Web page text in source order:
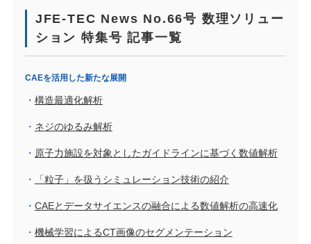
JFE-TEC News No.66号 数理ソリュー
ション 特集号 記事一覧
CAEを活用した新たな展開
構造最適化解析
ネジのゆるみ解析
原子力施設を対象としたガイドラインに基づく数値解析
「粒子」を扱うシミュレーション技術の紹介
CAEとデータサイエンスの融合による数値解析の高速化
機械学習によるCT画像のセグメンテーション